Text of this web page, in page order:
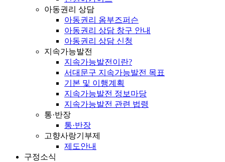
아동권리 상담
아동권리 옴부즈퍼슨
아동권리 상담 창구 안내
아동권리 상담 신청
지속가능발전
지속가능발전이란?
서대문구 지속가능발전 목표
기본 및 이행계획
지속가능발전 정보마당
지속가능발전 관련 법령
통·반장
통·반장
고향사랑기부제
제도안내
구정소식